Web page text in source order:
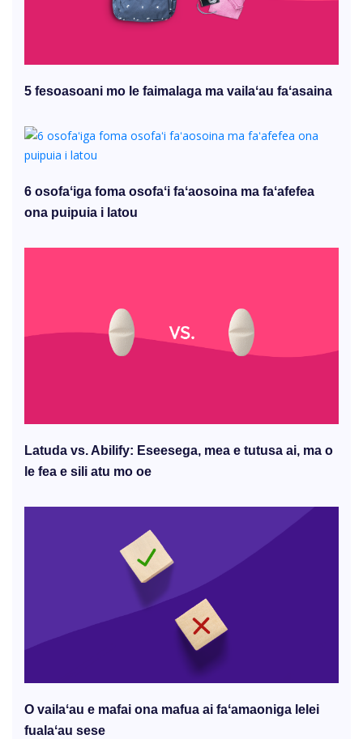
5 fesoasoani mo le faimalaga ma vailaʻau faʻasaina
6 osofaʻiga foma osofaʻi faʻaosoina ma faʻafefea
ona puipuia i latou
Latuda vs. Abilify: Eseesega, mea e tutusa ai, ma o
le fea e sili atu mo oe
O vailaʻau e mafai ona mafua ai faʻamaoniga lelei
fualaʻau sese